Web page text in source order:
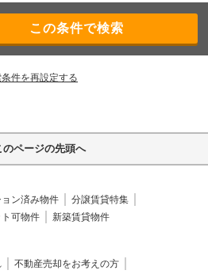
件を再設定する
のページの先頭へ
ン済み物件
分譲賃貸特集
可物件 新築賃貸物件
不動産売却をお考えの方